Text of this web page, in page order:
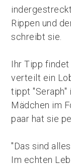
Rippen und
schreibt sie.
Ihr Tipp findet
verteilt ein
tippt "Seraph"
Mädchen im
paar hat sie
"Das sind
Im echten